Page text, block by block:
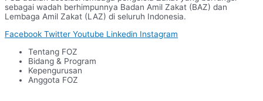
sebagai wadah berhimpunnya Badan Amil Zakat (BAZ) dan
Lembaga Amil Zakat (LAZ) di seluruh Indonesia.
Facebook Twitter Youtube Linkedin Instagram
Tentang FOZ
Bidang & Program
Kepengurusan
Anggota FOZ